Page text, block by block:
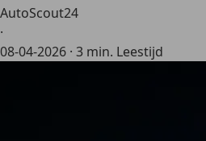
AutoScout24
·
08-04-2026 · 3 min. Leestijd